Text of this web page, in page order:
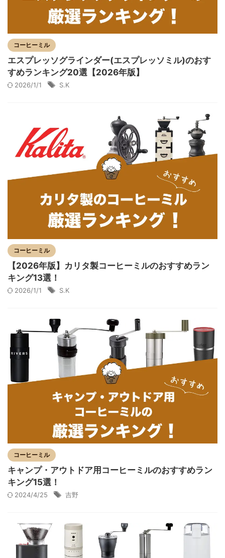
コーヒーミル
エスプレッソグラインダー(エスプレッソミル)のおす
すめランキング20選【2026年版】
2026/1/1 S.K
コーヒーミル
【2026年版】カリタ製コーヒーミルのおすすめラン
キング13選！
2026/1/1 S.K
コーヒーミル
キャンプ・アウトドア用コーヒーミルのおすすめラン
キング15選！
2024/4/25 吉野